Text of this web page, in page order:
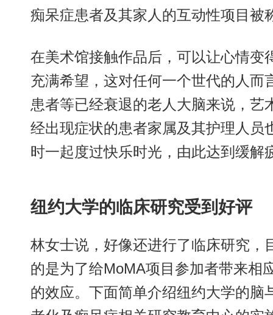
痴呆症患者及其家人的互动性项目被
在美术馆接触作品后，可以让心情变
充满希望，这对任何一个世代的人而
患者等已经衰退的老人大脑来说，艺
经出现症状的患者家属及其护理人员
时一起度过快乐时光，由此达到缓解
纽约大学的临床研究受到好评
林女士说，好像还进行了临床研究，
的是为了给MoMA项目参加者带来相
的效应。下面简单介绍纽约大学的脑